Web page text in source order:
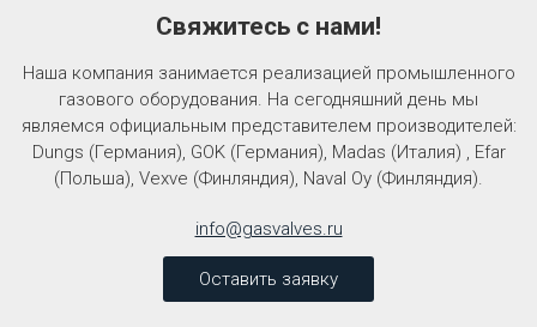
Свяжитесь с нами!
Наша компания занимается реализацией промышленного
газового оборудования. На сегодняшний день мы
являемся официальным представителем производителей:
Dungs (Германия), GOK (Германия), Madas (Италия) , Efar
(Польша), Vexve (Финляндия), Naval Oy (Финляндия).
info@gasvalves.ru
Оставить заявку